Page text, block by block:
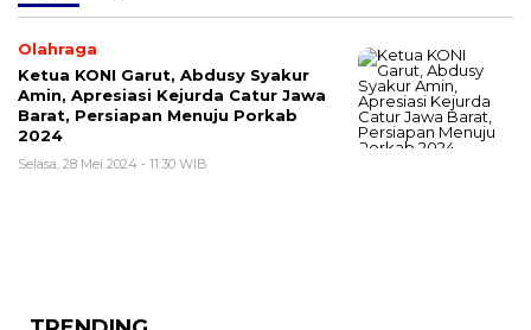
Olahraga
Ketua KONI Garut, Abdusy Syakur
Amin, Apresiasi Kejurda Catur Jawa
Barat, Persiapan Menuju Porkab
2024
Selasa, 28 Mei 2024 - 11:30 WIB